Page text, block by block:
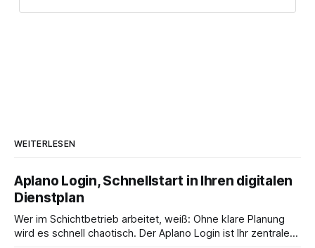
WEITERLESEN
Aplano Login, Schnellstart in Ihren digitalen
Dienstplan
Wer im Schichtbetrieb arbeitet, weiß: Ohne klare Planung
wird es schnell chaotisch. Der Aplano Login ist Ihr zentraler